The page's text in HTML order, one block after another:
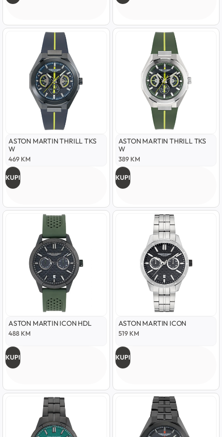
ASTON MARTIN THRILL TKS
W
469 KM
KUPI
ASTON MARTIN THRILL TKS
W
389 KM
KUPI
ASTON MARTIN ICON HDL
488 KM
KUPI
ASTON MARTIN ICON
519 KM
KUPI